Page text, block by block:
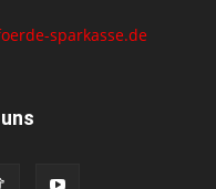
sparkasse.de